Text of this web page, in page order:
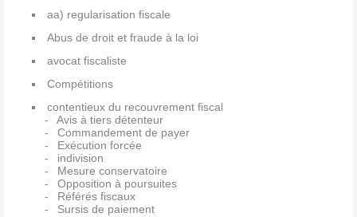
aa) regularisation fiscale
Abus de droit et fraude à la loi
avocat fiscaliste
Compétitions
contentieux du recouvrement fiscal
Avis à tiers détenteur
Commandement de payer
Exécution forcée
indivision
Mesure conservatoire
Opposition à poursuites
Référés fiscaux
Sursis de paiement